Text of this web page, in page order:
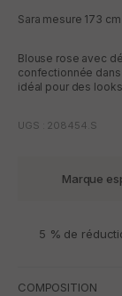
Sara mesure 173
Blouse rose avec
confectionnée
idéal pour des
UGS : 208454.S
Marque
5 % de
COMPOSITION